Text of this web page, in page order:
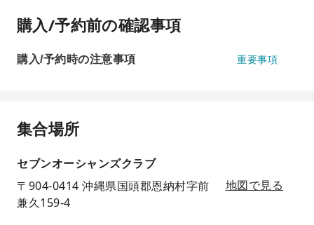
購入/予約前の確認事項
購入/予約時の注意事項 重要事項
集合場所
セブンオーシャンズクラブ
〒904-0414 沖縄県国頭郡恩納村字前
兼久159-4
地図で見る